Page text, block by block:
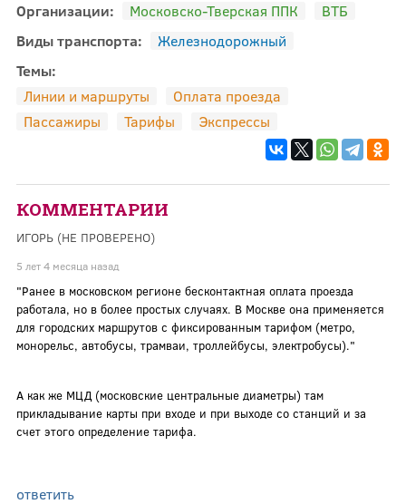
Организации: Московско-Тверская ППК
ВТБ
Виды транспорта:
Железнодорожный
Темы:
Линии и маршруты
Оплата проезда
Пассажиры
Тарифы Экспрессы
КОММЕНТАРИИ
ИГОРЬ (НЕ ПРОВЕРЕНО)
5 лет 4 месяца назад
"Ранее в московском регионе бесконтактная оплата проезда
работала, но в более простых случаях. В Москве она применяется
для городских маршрутов с фиксированным тарифом (метро,
монорельс, автобусы, трамваи, троллейбусы, электробусы)."
А как же МЦД (московские центральные диаметры) там
прикладывание карты при входе и при выходе со станций и за
счет этого определение тарифа.
ответить